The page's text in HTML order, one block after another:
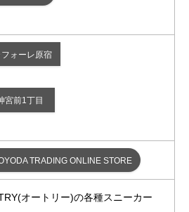
フォーレ原宿
宮前1丁目
TRADING ONLINE STORE
オートリー)の各種スニーカー